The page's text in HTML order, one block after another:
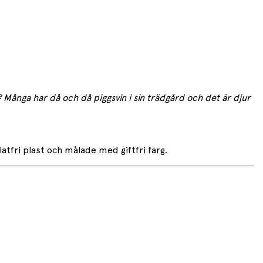
har då och då piggsvin i sin trädgård och det är djur
plast och målade med giftfri färg.